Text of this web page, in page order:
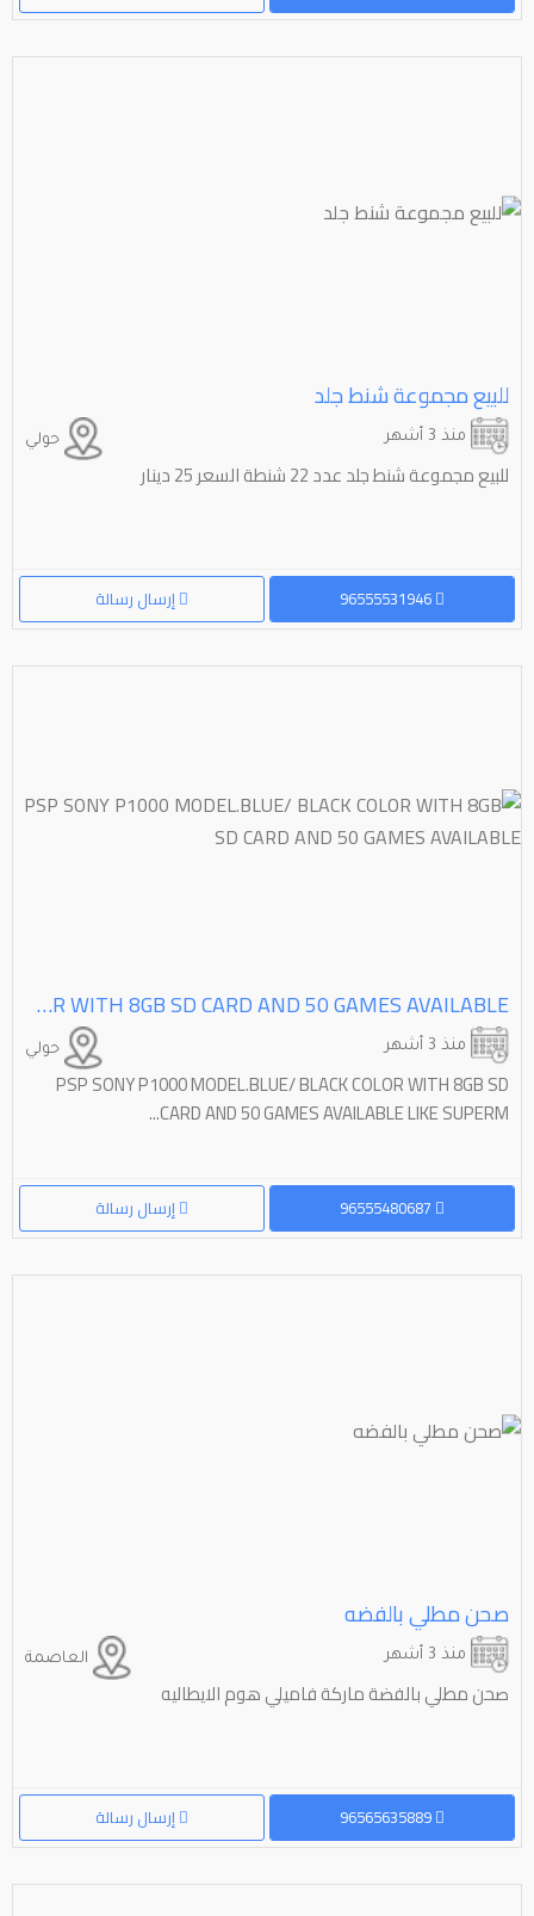
للبيع مجموعة شنط جلد
حولي منذ 3 أشهر
للبيع مجموعة شنط جلد عدد 22 شنطة السعر 25 دينار
إرسال رسالة
PSP SONY P1000 MODEL.BLUE/ BLACK COLOR WITH 8GB SD CARD AND 50 GAMES AVAILABLE
حولي منذ 3 أشهر
PSP SONY P1000 MODEL.BLUE/ BLACK COLOR WITH 8GB SD
CARD AND 50 GAMES AVAILABLE LIKE SUPERM...
إرسال رسالة
صحن مطلي بالفضه
العاصمة منذ 3 أشهر
صحن مطلي بالفضة ماركة فاميلي هوم الايطاليه
إرسال رسالة